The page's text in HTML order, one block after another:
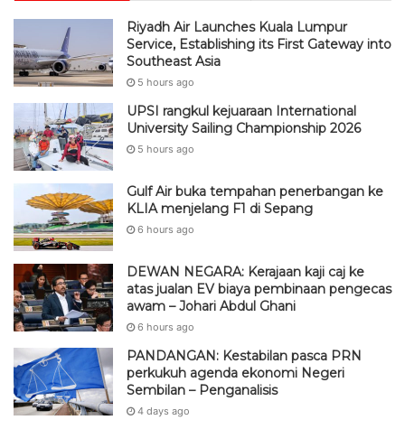
Riyadh Air Launches Kuala Lumpur
Service, Establishing its First Gateway into
Southeast Asia
5 hours ago
UPSI rangkul kejuaraan International
University Sailing Championship 2026
5 hours ago
Gulf Air buka tempahan penerbangan ke
KLIA menjelang F1 di Sepang
6 hours ago
DEWAN NEGARA: Kerajaan kaji caj ke
atas jualan EV biaya pembinaan pengecas
awam – Johari Abdul Ghani
6 hours ago
PANDANGAN: Kestabilan pasca PRN
perkukuh agenda ekonomi Negeri
Sembilan – Penganalisis
4 days ago